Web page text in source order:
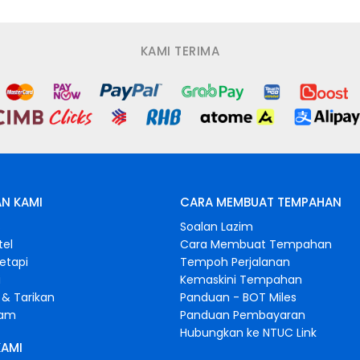
KAMI TERIMA
KAMI
Tarikan
CARA MEMBUAT TEMPAHAN
Soalan Lazim
Cara Membuat Tempahan
Tempoh Perjalanan
Kemaskini Tempahan
Panduan - BOT Miles
Panduan Pembayaran
Hubungkan ke NTUC Link